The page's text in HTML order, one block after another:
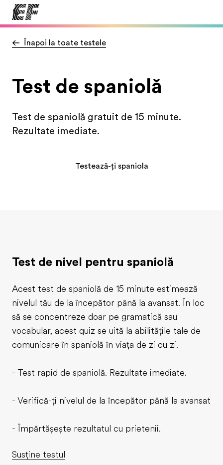
Home
Offices
About us
Who we are
Înapoi la toate testele
Test de spaniolă
Test de spaniolă gratuit de 15 minute.
Rezultate imediate.
Testează-ți spaniola
Test de nivel pentru spaniolă
Acest test de spaniolă de 15 minute estimează
nivelul tău de la începător până la avansat. În loc
să se concentreze doar pe gramatică sau
vocabular, acest quiz se uită la abilitățile tale de
comunicare în spaniolă în viața de zi cu zi.
- Test rapid de spaniolă. Rezultate imediate.
- Verifică-ți nivelul de la începător până la avansat
- Împărtășește rezultatul cu prietenii.
Susține testul